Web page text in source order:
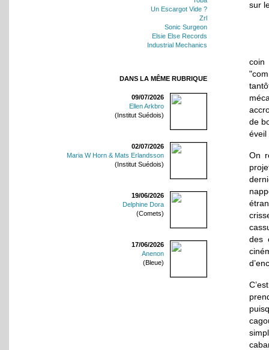
Un Escargot Vide ?
Zrl
Sonic Surgeon
Elsie Else Records
Industrial Mechanics
DANS LA MÊME RUBRIQUE
09/07/2026
Ellen Arkbro
(Institut Suédois)
02/07/2026
Maria W Horn & Mats Erlandsson
(Institut Suédois)
19/06/2026
Delphine Dora
(Comets)
17/06/2026
Anenon
(Bleue)
sur
coin
de
éveil
On
des